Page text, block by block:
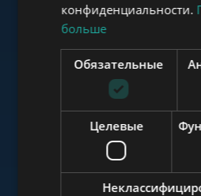
конфиденциальности.
больше
Обязательные
Целевые